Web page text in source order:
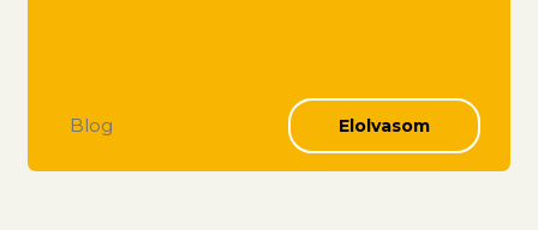
Blog Elolvasom